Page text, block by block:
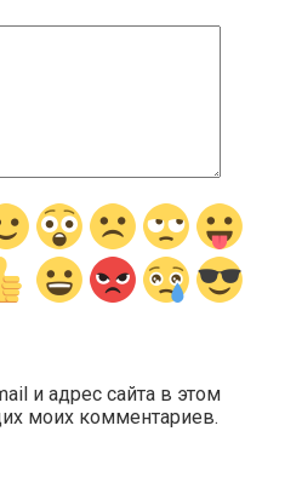
и адрес сайта в этом
моих комментариев.